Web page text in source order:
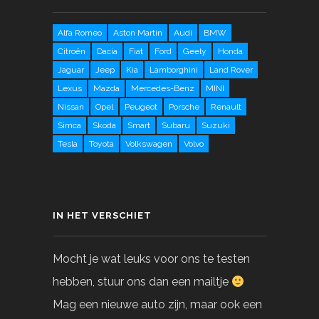
Alfa Romeo Aston Martin Audi
BMW
Citroën
Dacia Fiat Ford Geely
Honda
Jaguar
Jeep Kia Lamborghini
Land Rover
Lexus
Mazda Mercedes-Benz
MINI
Nissan
Opel Peugeot Porsche
Renault
Simca
Skoda Smart Subaru
Suzuki
Tesla
Toyota Volkswagen Volvo
IN HET VERSCHIET
Mocht je wat leuks voor ons te testen
hebben, stuur ons dan een mailtje
Mag een nieuwe auto zijn, maar ook een